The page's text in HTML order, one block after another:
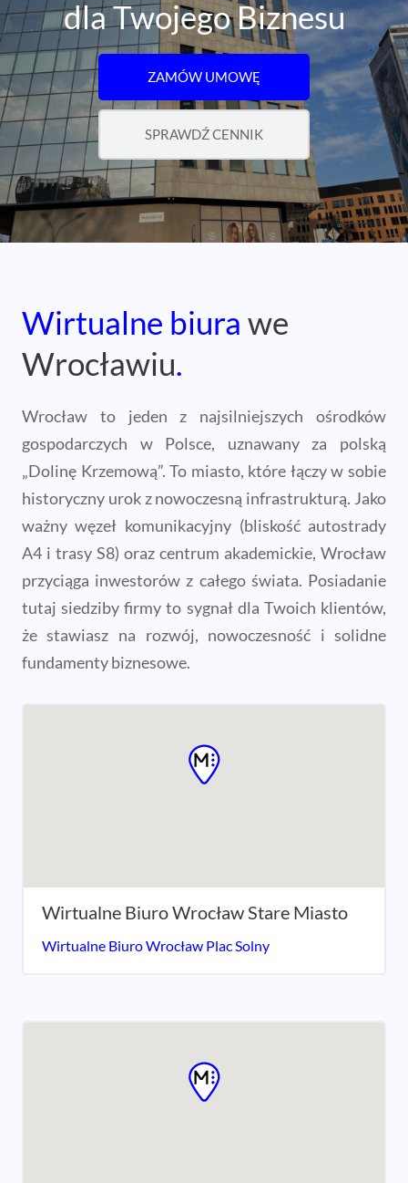
dla Twojego Biznesu
ZAMÓW UMOWĘ
SPRAWDŹ CENNIK
Wirtualne biura we
Wrocławiu.
Wrocław to jeden z najsilniejszych ośrodków
gospodarczych w Polsce, uznawany za polską
„Dolinę Krzemową”. To miasto, które łączy w sobie
historyczny urok z nowoczesną infrastrukturą. Jako
ważny węzeł komunikacyjny (bliskość autostrady
A4 i trasy S8) oraz centrum akademickie, Wrocław
przyciąga inwestorów z całego świata. Posiadanie
tutaj siedziby firmy to sygnał dla Twoich klientów,
że stawiasz na rozwój, nowoczesność i solidne
fundamenty biznesowe.
Wirtualne Biuro Wrocław Stare Miasto
Wirtualne Biuro Wrocław Plac Solny